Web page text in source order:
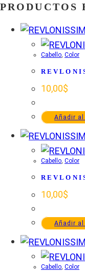
PRODUCTOS
Cabello, Color
10,00$
Añadir
Cabello, Color
10,00$
Añadir
Cabello, Color